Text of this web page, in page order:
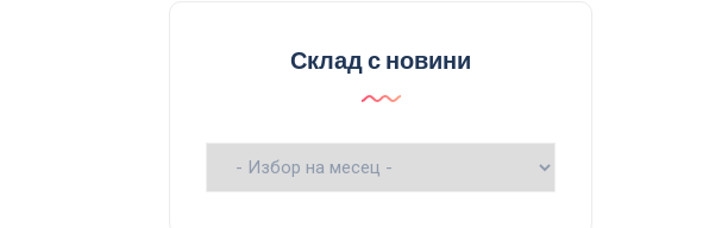
Склад с новини
Склад